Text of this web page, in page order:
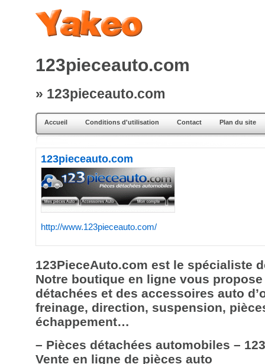
123pieceauto.com
» 123pieceauto.com
Accueil Conditions d'utilisation Contact Plan du site
123pieceauto.com
http://www.123pieceauto.com/
123PieceAuto.com est le spécialiste
Notre boutique en ligne vous
détachées et des accessoires auto
freinage, direction, suspension,
échappement…
– Pièces détachées automobiles –
Vente en ligne de pièces auto